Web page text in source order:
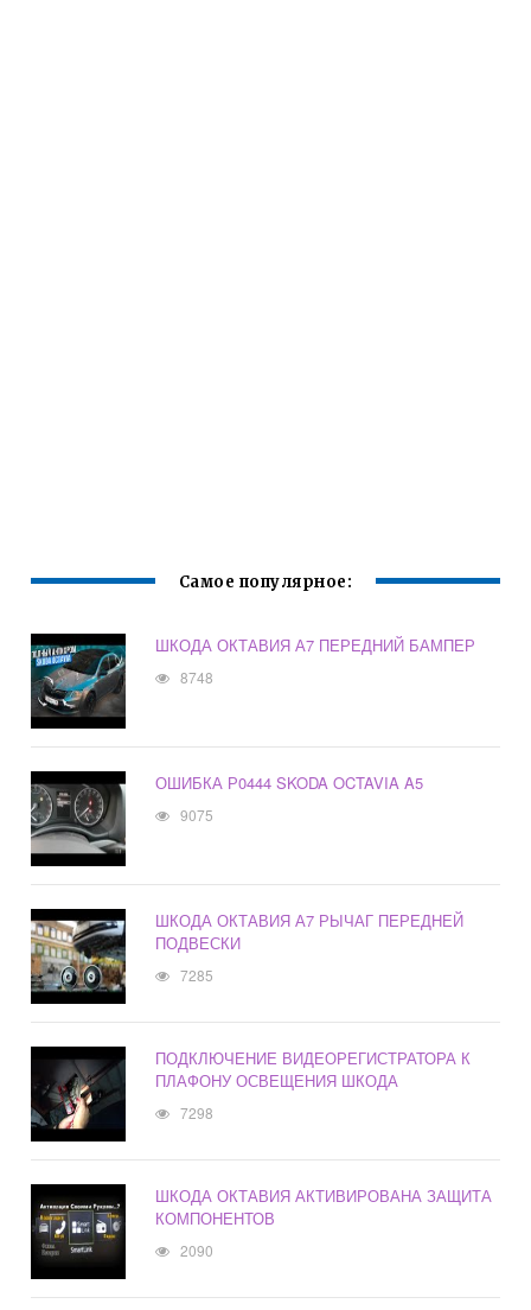
Самое популярное:
ШКОДА ОКТАВИЯ А7 ПЕРЕДНИЙ БАМПЕР
8748
ОШИБКА Р0444 SKODA OCTAVIA A5
9075
ШКОДА ОКТАВИЯ А7 РЫЧАГ ПЕРЕДНЕЙ
ПОДВЕСКИ
7285
ПОДКЛЮЧЕНИЕ ВИДЕОРЕГИСТРАТОРА К
ПЛАФОНУ ОСВЕЩЕНИЯ ШКОДА
7298
ШКОДА ОКТАВИЯ АКТИВИРОВАНА ЗАЩИТА
КОМПОНЕНТОВ
2090